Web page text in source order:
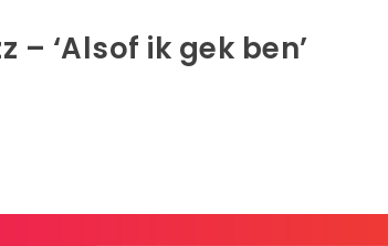
– ‘Alsof ik gek ben’